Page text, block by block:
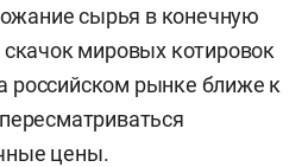
сырья в конечную
скачок мировых котировок
российском рынке ближе к
цены.